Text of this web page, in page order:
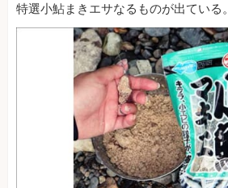
特選小鮎まきエサなるものが出ている。